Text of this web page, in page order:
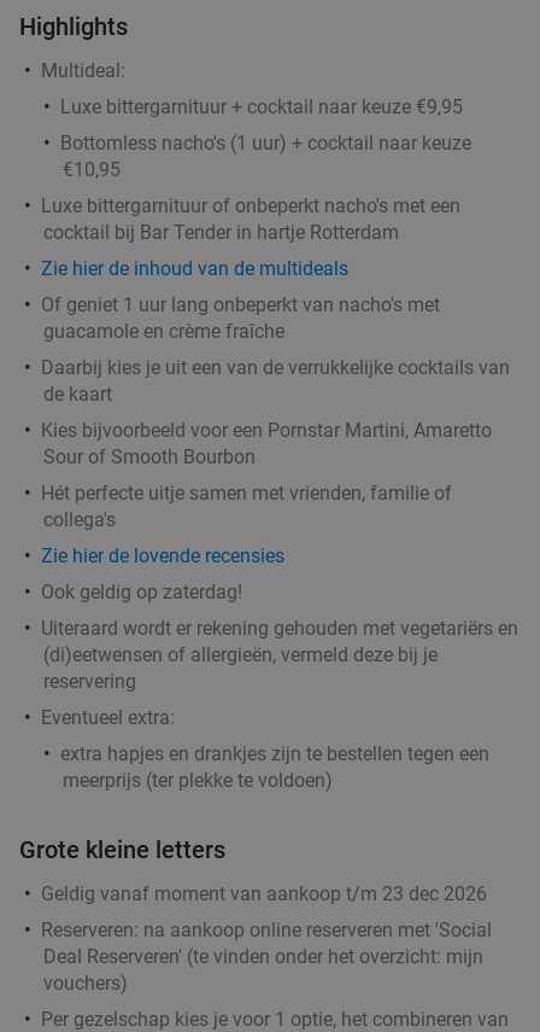
Restaurant
Vandaag Morgen
Rodrigues Restaurant
Rotterdam 2 min.
Verkocht: 234
€19
Indiaas 3-gangen proeverijdiner in Rotterdam
Light of India Rotterdam
Rotterdam 3 min.
Verkocht: 177
€19
Dinerbon t.w.v. €30 te besteden bij Turks
grillrestaurant
Vandaag Morgen Za Zo Ma Di
Wo
Turks Restaurant Kasap Rotterdam
Verkocht: 426
37%
3-gangendiner à la carte bij Café Orquídea
Vandaag
Wo
Café Orquídea
Rotterdam 3 min.directions_car
Highlights
Multideal:
Luxe bittergarnituur + cocktail naar keuze €9,95
Bottomless nacho's (1 uur) + cocktail naar keuze
€10,95
Luxe bittergarnituur of onbeperkt nacho's met een
cocktail bij Bar Tender in hartje Rotterdam
Zie hier de inhoud van de multideals
Of geniet 1 uur lang onbeperkt van nacho's met
guacamole en crème fraîche
Daarbij kies je uit een van de verrukkelijke cocktails van
de kaart
Kies bijvoorbeeld voor een Pornstar Martini, Amaretto
Sour of Smooth Bourbon
Hét perfecte uitje samen met vrienden, familie of
collega's
Zie hier de lovende recensies
Ook geldig op zaterdag!
Uiteraard wordt er rekening gehouden met vegetariërs en
(di)eetwensen of allergieën, vermeld deze bij je
reservering
Eventueel extra:
extra hapjes en drankjes zijn te bestellen tegen een
meerprijs (ter plekke te voldoen)
Grote kleine letters
Geldig vanaf moment van aankoop t/m 23 dec 2026
Reserveren: na aankoop online reserveren met 'Social
Deal Reserveren' (te vinden onder het overzicht: mijn
vouchers)
Per gezelschap kies je voor 1 optie, het combineren van